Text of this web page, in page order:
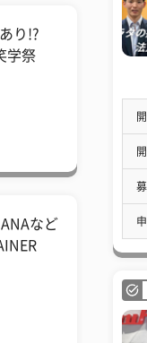
り!?
学祭
など